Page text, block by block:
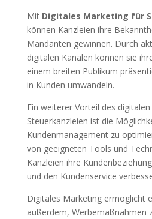
Mit Digitales Marketing für
können Kanzleien ihre
Mandanten gewinnen. Durch
digitalen Kanälen können sie
einem breiten Publikum
in Kunden umwandeln.
Ein weiterer Vorteil des
Steuerkanzleien ist die
Kundenmanagement zu
von geeigneten Tools und
Kanzleien ihre
und den Kundenservice
Digitales Marketing ermöglicht
außerdem, Werbemaßnahmen